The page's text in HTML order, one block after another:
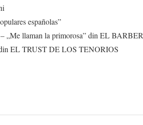
españolas”
„Me llaman la primorosa” din EL
din EL TRUST DE LOS TENORIOS